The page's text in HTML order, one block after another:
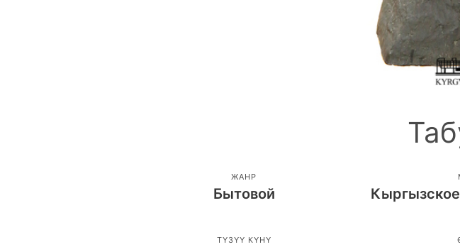
ЖАНР
Бытовой
ТҮЗҮҮ КҮНҮ